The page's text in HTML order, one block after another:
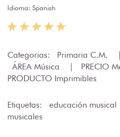
Idioma: Spanish
Categorias: Primaria C.M. |
ÁREA Música
| PRECIO
PRODUCTO Imprimibles
Etiquetas: educación musical
musicales